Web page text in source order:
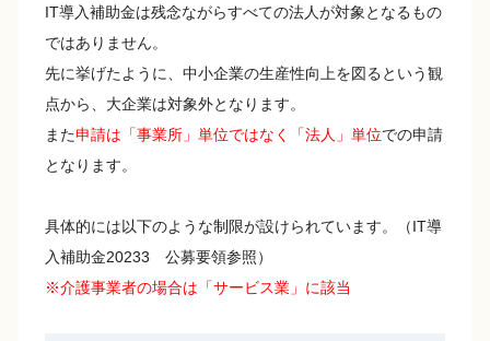
IT導入補助金は残念ながらすべての法人が対象となるもの
ではありません。
先に挙げたように、中小企業の生産性向上を図るという観
点から、大企業は対象外となります。
また申請は「事業所」単位ではなく「法人」単位での申請
となります。
具体的には以下のような制限が設けられています。（IT導
入補助金20233 公募要領参照）
※介護事業者の場合は「サービス業」に該当